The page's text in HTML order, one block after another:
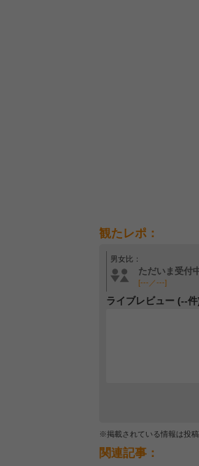
観たレポ：
男女比：
ただいま受付
[---／---]
ライブレビュー (--件
※掲載されている情報は投
関連記事：